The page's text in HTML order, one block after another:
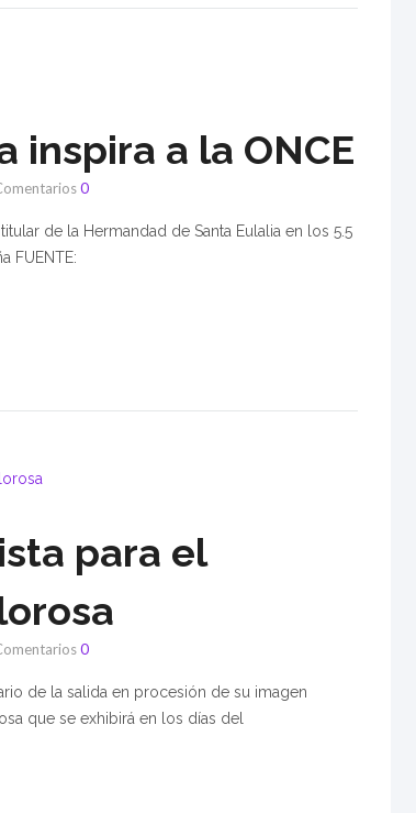
inspira a la ONCE
0
de la Hermandad de Santa Eulalia en los 5.5
FUENTE:
para el
0
de la salida en procesión de su imagen
que se exhibirá en los días del